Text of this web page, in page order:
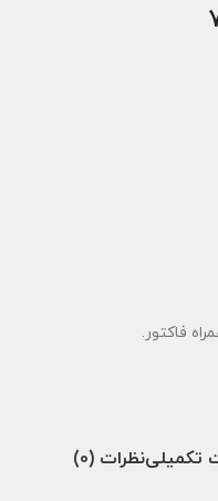
فاکتور.
تکمیلینظرات (0)